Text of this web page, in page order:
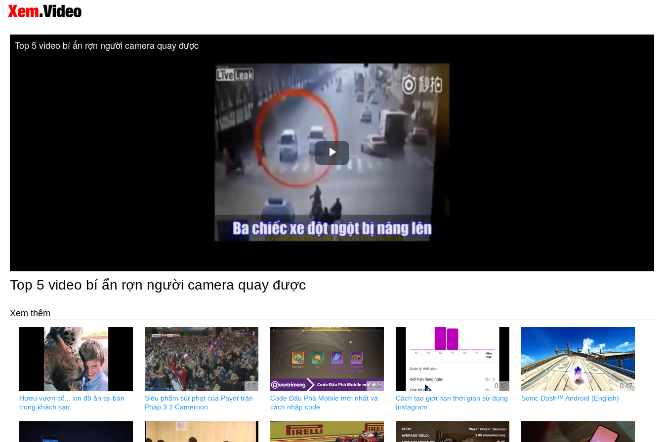
Play
Top 5 video bí ẩn rợn người camera quay được
Top 5 video bí ẩn rợn người camera quay được
Xem thêm
Hươu vươn cổ... xin đồ ăn tại bàn
trong khách sạn
1:7
Siêu phẩm sút phạt của Payet trận
Pháp 3 2 Cameroon
4:46
Code Đấu Phá Mobile mới nhất và
cách nhập code
0:42
Cách tạo giới hạn thời gian sử dụng
Instagram
0:47
Sonic Dash™ Android (English)